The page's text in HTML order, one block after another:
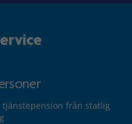
tjänstepension från statlig